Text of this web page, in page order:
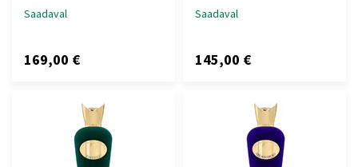
Saadaval
169,00 €
Saadaval
145,00 €